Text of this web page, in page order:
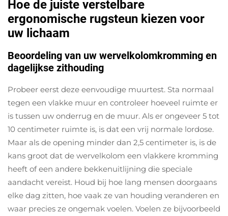
Hoe de juiste verstelbare
ergonomische rugsteun kiezen voor
uw lichaam
Beoordeling van uw wervelkolomkromming en
dagelijkse zithouding
Probeer eerst deze eenvoudige muurtest. Sta normaal
tegen een vlakke muur en controleer hoeveel ruimte er
is tussen uw onderrug en de muur. Als er ongeveer 5 tot
10 centimeter ruimte is, is dat een vrij normale lordose.
Maar als de opening minder dan 2,5 centimeter is, is de
kans groot dat de wervelkolom een vlakkere kromming
heeft of een andere bekkenuitlijning die speciale
aandacht vereist. Houd bij hoe lang mensen doorgaans
elke dag zitten, hoe vaak ze van houding veranderen en
waar precies ze ongemak voelen. Voelen ze bijvoorbeeld